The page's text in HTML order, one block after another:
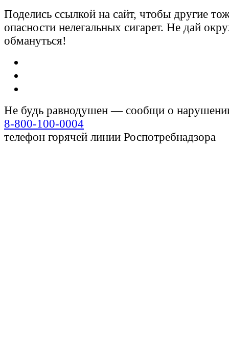
Поделись ссылкой на сайт, чтобы другие
опасности нелегальных сигарет. Не дай
обмануться!
Не будь равнодушен — сообщи о
8-800-100-0004
телефон горячей линии Роспотребнадзора